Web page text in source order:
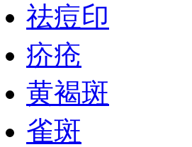
祛痘印
疥疮
黄褐斑
雀斑